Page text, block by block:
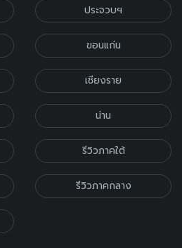
ประจวบฯ
ขอนแก่น
เชียงราย
น่าน
รีวิวภาคใต้
รีวิวภาคกลาง